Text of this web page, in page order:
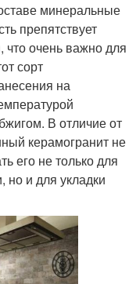
минеральные
препятствует
очень важно для
сорт
на
В отличие от
керамогранит не
его не только для
но и для укладки